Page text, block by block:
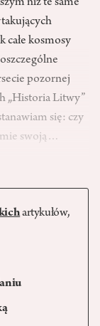
niż te same
całe kosmosy
pozornej
„Historia Litwy”
się: czy
swoją…
artykułów,